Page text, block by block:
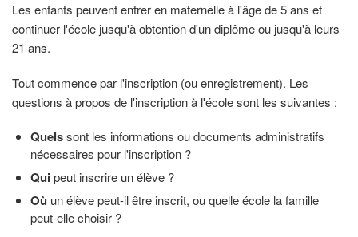
Les enfants peuvent entrer en maternelle à l'âge de 5 ans et
continuer l'école jusqu'à obtention d'un diplôme ou jusqu'à leurs
21 ans.
Tout commence par l'inscription (ou enregistrement). Les
questions à propos de l'inscription à l'école sont les suivantes :
Quelssont les informations ou documents administratifs
nécessaires pour l'inscription ?
Quipeut inscrire un élève ?
Où un élève peut-il être inscrit, ou quelle école la famille
peut-elle choisir ?